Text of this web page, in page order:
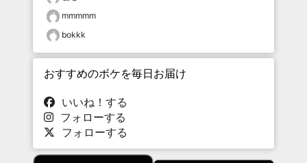
mmmmm
bokkk
おすすめのボケを毎日お届け
いいね！する
フォローする
フォローする